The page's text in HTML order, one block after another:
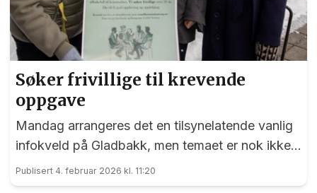
Søker frivillige til krevende
oppgave
Mandag arrangeres det en tilsynelatende vanlig
infokveld på Gladbakk, men temaet er nok ikke
det enkleste å snakke om rundt middagsbordet.
Men kanskje nettopp derfor er det så viktig at
Publisert 4. februar 2026 kl. 11:20